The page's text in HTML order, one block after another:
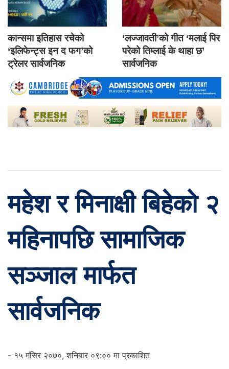
कान्समा इतिहास रचेको
‘इलिफेन्ट्स इन द फग’को
ट्रेलर सार्वजनिक
‘लज्जावती’को गीत ‘मलाई पिर
परेको तिम्लाई के थाहा छ’
सार्वजनिक
महेश र मिनाक्षी बिहेको २
महिनापछि सामाजिक
सञ्जाल मार्फत
सार्वजनिक
- १५ मंसिर २०७०, शनिबार ०९:०० मा प्रकाशित